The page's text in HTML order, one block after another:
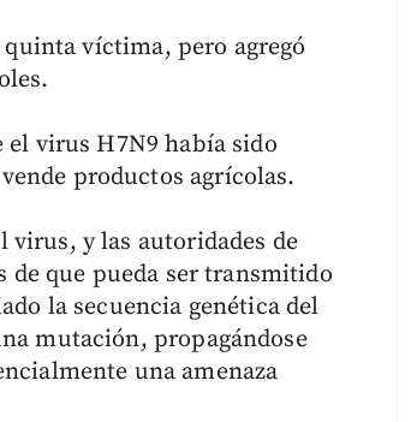
víctima, pero agregó
virus H7N9 había sido
productos agrícolas.
virus, y las autoridades de
que pueda ser transmitido
la secuencia genética del
mutación, propagándose
una amenaza